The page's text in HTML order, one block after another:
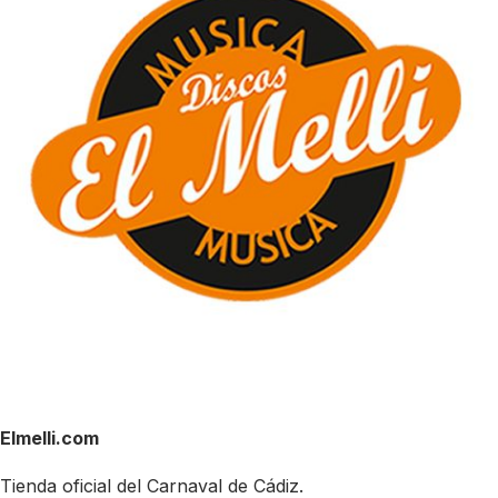
Elmelli.com
Tienda oficial del Carnaval de Cádiz.